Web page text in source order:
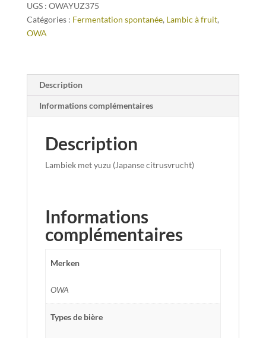
UGS : OWAYUZ375
Catégories : Fermentation spontanée, Lambic à fruit,
OWA
Description
Informations complémentaires
Description
Lambiek met yuzu (Japanse citrusvrucht)
Informations
complémentaires
Merken
OWA
Types de bière